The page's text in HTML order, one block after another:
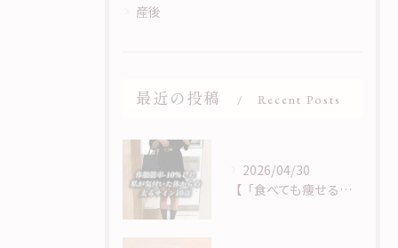
産後
最近の投稿 Recent Posts
2026/04/30
【「食べても痩せる」は、サインに気づくことから】